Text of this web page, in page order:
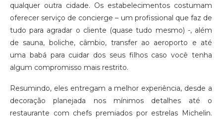
qualquer outra cidade. Os estabelecimentos costumam
oferecer serviço de concierge – um profissional que faz de
tudo para agradar o cliente (quase tudo mesmo) -, além
de sauna, boliche, câmbio, transfer ao aeroporto e até
uma babá para cuidar dos seus filhos caso você tenha
algum compromisso mais restrito.
Resumindo, eles entregam a melhor experiência, desde a
decoração planejada nos mínimos detalhes até o
restaurante com chefs premiados por estrelas Michelin.